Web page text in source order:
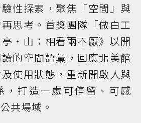
性探索，聚焦「空間」與
再思考。首獎團隊「做白工
・山：相看兩不厭》以開
的空間語彙，回應北美館
使用狀態，重新開啟人與
，打造一處可停留、可感
共場域。